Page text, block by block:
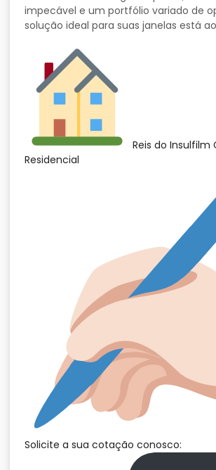
impecável e um portfólio variado de
solução ideal para suas janelas está
Reis do Insulfilm
Residencial
Solicite a sua cotação conosco: